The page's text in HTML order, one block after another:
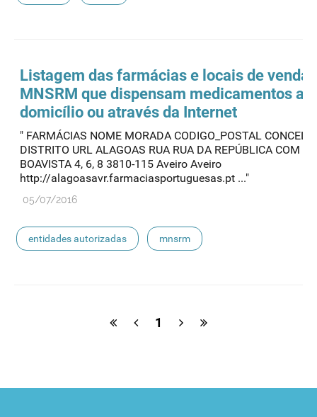
Listagem das farmácias e locais de venda
MNSRM que dispensam medicamentos ao
domicílio ou através da Internet
" FARMÁCIAS NOME MORADA CODIGO_POSTAL
DISTRITO URL ALAGOAS RUA RUA DA REPÚBLICA COM
BOAVISTA 4, 6, 8 3810-115 Aveiro Aveiro
http://alagoasavr.farmaciasportuguesas.pt ..."
05/07/2016
entidades autorizadas mnsrm
1